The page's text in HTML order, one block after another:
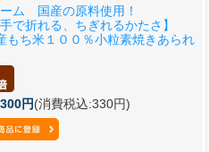
ム 国産の原料使用！
で折れる、ちぎれるかたさ】
もち米１００％小粒素焼きあられ
300円(消費税込:330円)